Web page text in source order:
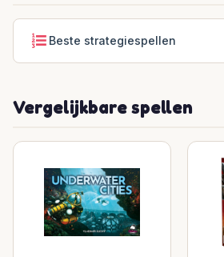
Beste strategiespellen
Vergelijkbare spellen